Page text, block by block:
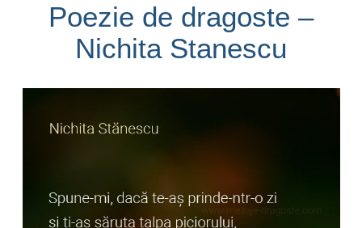
Poezie de dragoste –
Nichita Stanescu